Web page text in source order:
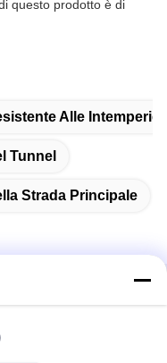
questo prodotto è di
Alle Intemperie
Tunnel
Strada Principale